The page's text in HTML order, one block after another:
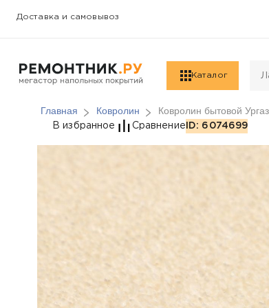
Доставка и самовывоз
Каталог
Главная Ковролин Ковролин бытовой
Ковролин
В избранное Сравнение ID: 6074699